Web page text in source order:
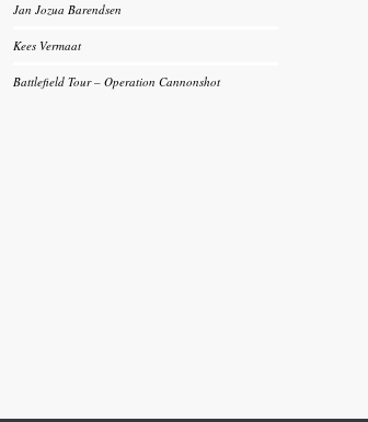
Jan Jozua Barendsen
Kees Vermaat
Battlefield Tour – Operation Cannonshot